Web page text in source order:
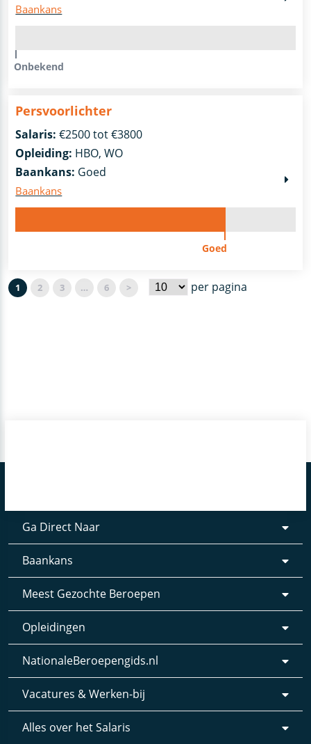
Baankans
Onbekend
Persvoorlichter
Salaris: €2500 tot €3800
Opleiding: HBO, WO
Baankans: Goed
Baankans
Goed
1 2 3 … 6 > per pagina
Ga Direct Naar
Baankans
Meest Gezochte Beroepen
Opleidingen
NationaleBeroepengids.nl
Vacatures & Werken-bij
Alles over het Salaris